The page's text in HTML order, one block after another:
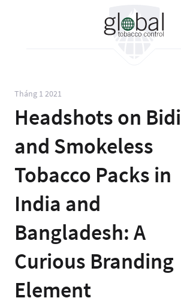
Tháng 1 2021
Headshots on Bidi
and Smokeless
Tobacco Packs in
India and
Bangladesh: A
Curious Branding
Element